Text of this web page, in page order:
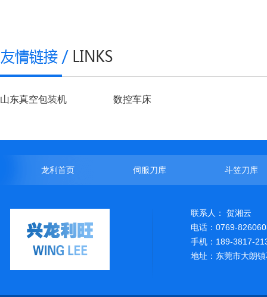
山东真空包装机 数控车床
龙利首页 伺服刀库 斗笠刀库
联系人： 贺湘云
电话：0769-
手机：189-3817-
地址：东莞市大朗